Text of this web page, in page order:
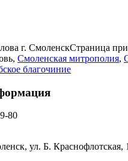
г. СмоленскСтраница
Смоленская митрополия,
благочиние
80
ул. Б. Краснофлотская,